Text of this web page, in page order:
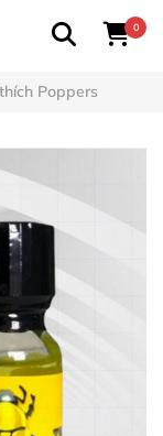
0
Poppers